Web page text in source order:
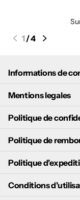
1/4
Informations de
Mentions legales
Politique de
Politique de
Politique
Conditions